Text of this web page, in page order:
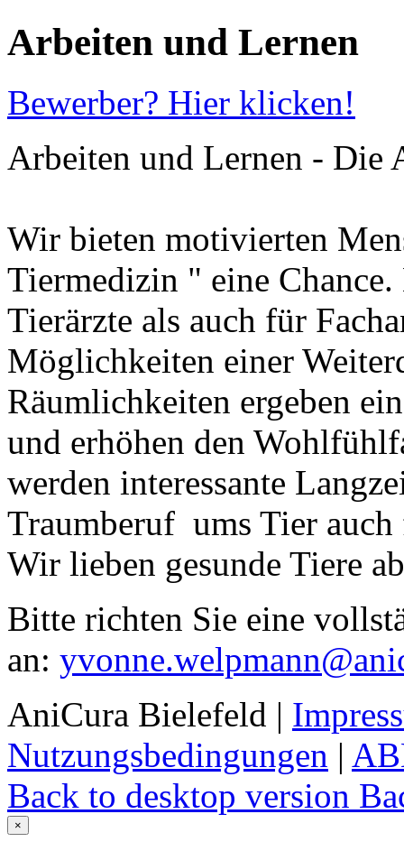
Arbeiten und Lernen
Bewerber? Hier klicken!
Arbeiten und Lernen - Die
Wir bieten motivierten
Tiermedizin " eine
Tierärzte als auch für
Möglichkeiten einer
Räumlichkeiten ergeben
und erhöhen den
werden interessante
Traumberuf ums Tier
Wir lieben gesunde Tiere
Bitte richten Sie eine
an:
AniCura Bielefeld |
Nutzungsbedingungen |
Back to desktop version
×